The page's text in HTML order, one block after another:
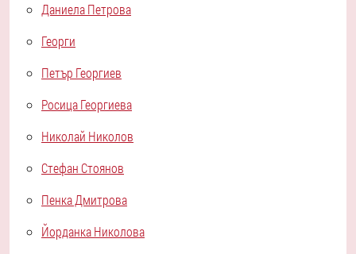
Даниела Петрова
Георги
Петър Георгиев
Росица Георгиева
Николай Николов
Стефан Стоянов
Пенка Дмитрова
Йорданка Николова